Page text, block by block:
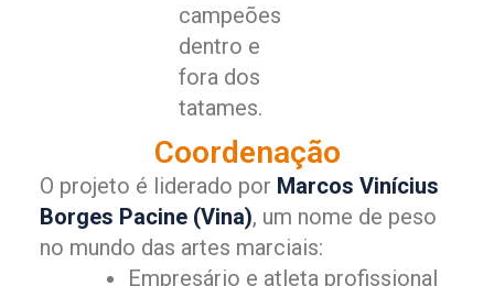
campeões
dentro e
fora dos
tatames.
Coordenação
O projeto é liderado por Marcos Vinícius
Borges Pacine (Vina), um nome de peso
no mundo das artes marciais:
Empresário e atleta profissional